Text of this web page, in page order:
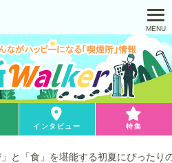
インタビュー 特集
」と「食」を堪能する初夏にぴった